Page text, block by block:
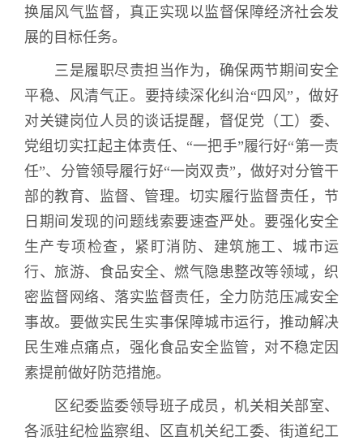
换届风气监督，真正实现以监督保障经济社会发
展的目标任务。
三是履职尽责担当作为，确保两节期间安全
平稳、风清气正。 要持续深化纠治“四风”，做好
对关键岗位人员的谈话提醒，督促党（工）委、
党组切实扛起主体责任、“一把手”履行好“第一责
任”、分管领导履行好“一岗双责”，做好对分管干
部的教育、监督、管理。切实履行监督责任，节
日期间发现的问题线索要速查严处。要强化安全
生产专项检查，紧盯消防、建筑施工、城市运
行、旅游、食品安全、燃气隐患整改等领域，织
密监督网络、落实监督责任，全力防范压减安全
事故。要做实民生实事保障城市运行，推动解决
民生难点痛点，强化食品安全监管，对不稳定因
素提前做好防范措施。
区纪委监委领导班子成员，机关相关部室、
各派驻纪检监察组、区直机关纪工委、街道纪工